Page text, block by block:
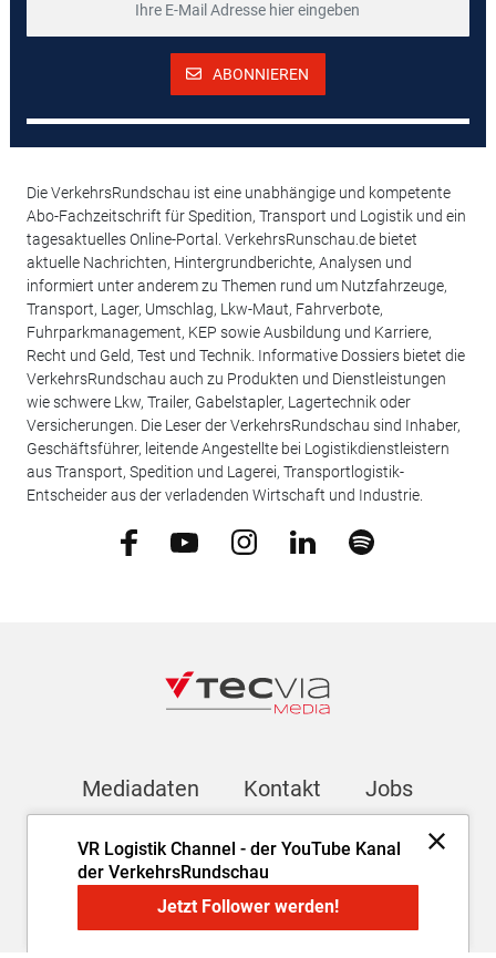
VR Logistik Channel - der YouTube Kanal
der VerkehrsRundschau
Jetzt Follower werden!
ABONNIEREN
Die VerkehrsRundschau ist eine unabhängige und kompetente
Abo-Fachzeitschrift für Spedition, Transport und Logistik und ein
tagesaktuelles Online-Portal. VerkehrsRunschau.de bietet
aktuelle Nachrichten, Hintergrundberichte, Analysen und
informiert unter anderem zu Themen rund um Nutzfahrzeuge,
Transport, Lager, Umschlag, Lkw-Maut, Fahrverbote,
Fuhrparkmanagement, KEP sowie Ausbildung und Karriere,
Recht und Geld, Test und Technik. Informative Dossiers bietet die
VerkehrsRundschau auch zu Produkten und Dienstleistungen
wie schwere Lkw, Trailer, Gabelstapler, Lagertechnik oder
Versicherungen. Die Leser der VerkehrsRundschau sind Inhaber,
Geschäftsführer, leitende Angestellte bei Logistikdienstleistern
aus Transport, Spedition und Lagerei, Transportlogistik-
Entscheider aus der verladenden Wirtschaft und Industrie.
Mediadaten Kontakt Jobs
Newsletter